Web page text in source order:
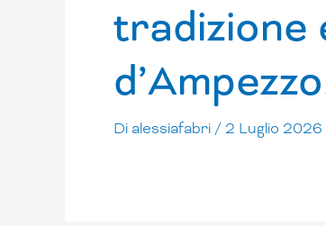
tradizione
Di alessiafabri / 2 Luglio 2026